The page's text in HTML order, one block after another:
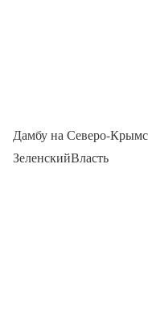
Дамбу на Северо-
ЗеленскийВласть